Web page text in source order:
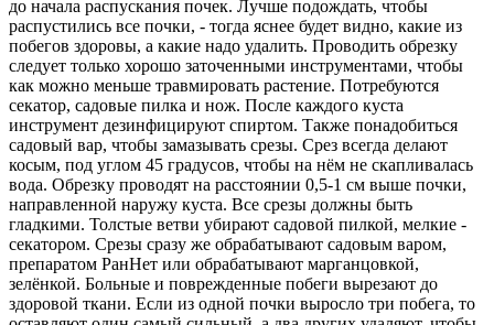
до начала распускания почек. Лучше подождать, чтобы
распустились все почки, - тогда яснее будет видно, какие из
побегов здоровы, а какие надо удалить. Проводить обрезку
следует только хорошо заточенными инструментами, чтобы
как можно меньше травмировать растение. Потребуются
секатор, садовые пилка и нож. После каждого куста
инструмент дезинфицируют спиртом. Также понадобиться
садовый вар, чтобы замазывать срезы. Срез всегда делают
косым, под углом 45 градусов, чтобы на нём не скапливалась
вода. Обрезку проводят на расстоянии 0,5-1 см выше почки,
направленной наружу куста. Все срезы должны быть
гладкими. Толстые ветви убирают садовой пилкой, мелкие -
секатором. Срезы сразу же обрабатывают садовым варом,
препаратом РанНет или обрабатывают марганцовкой,
зелёнкой. Больные и поврежденные побеги вырезают до
здоровой ткани. Если из одной почки выросло три побега, то